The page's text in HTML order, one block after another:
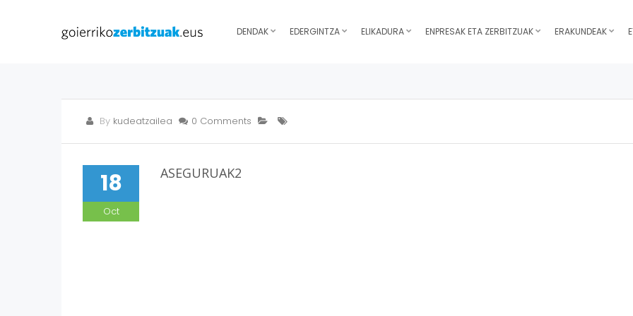
DENDAK EDERGINTZA ELIKADURA ENPRESAK ETA ZERBITZUAK ERAKUNDEAK
By kudeatzailea 0 Comments
18
Oct
ASEGURUAK2